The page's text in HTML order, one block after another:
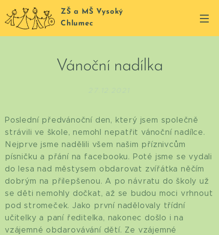
ZŠ a MŠ Vysoký
Chlumec
Vánoční nadílka
Poslední předvánoční den, který jsem společně
strávili ve škole, nemohl nepatřit vánoční nadílce.
Nejprve jsme nadělili všem našim příznivcům
písničku a přání na facebooku. Poté jsme se vydali
do lesa nad městysem obdarovat zvířátka něčím
dobrým na přilepšenou. A po návratu do školy už
se děti nemohly dočkat, až se budou moci vrhnout
pod stromeček. Jako první nadělovaly třídní
učitelky a paní ředitelka, nakonec došlo i na
vzájemné obdarovávání dětí. Ze vzájemné